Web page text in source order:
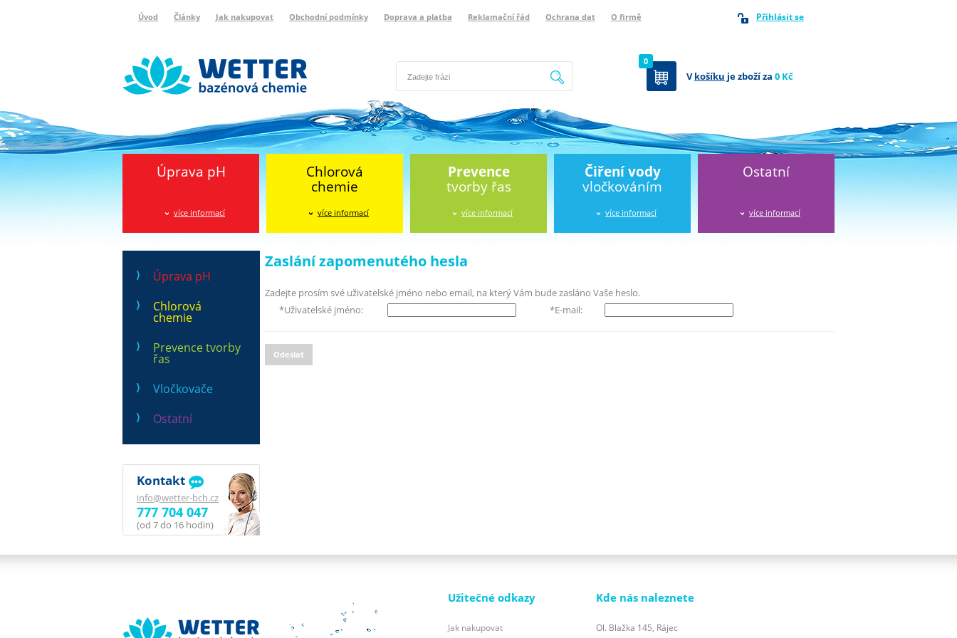
Úvod Články Jak nakupovat Obchodní podmínky Doprava a platba Reklamační řád Ochrana dat O firmě Přihlásit se
Hledat
Vkošíku je zboží za 0 Kč
0
Úprava pH
více informací
Chlorová
chemie
více informací
Prevence
tvorby řas
více informací
Čiření vody
vločkováním
více informací
Ostatní
více informací
Úprava pH
Chlorová
chemie
Prevence tvorby
řas
Vločkovače
Ostatní
Kontakt
info@wetter-bch.cz
777 704 047
(od 7 do 16 hodin)
Zaslání zapomenutého hesla
Zadejte prosím své uživatelské jméno nebo email, na který Vám bude zasláno Vaše heslo.
*Uživatelské jméno: *E-mail:
Odeslat
Užitečné odkazy
Jak nakupovat
Kde nás naleznete
Ol. Blažka 145, Rájec